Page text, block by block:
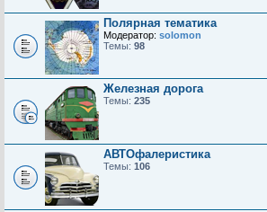
Полярная тематика
Модератор: solomon
Темы: 98
Железная дорога
Темы: 235
АВТОфалеристика
Темы: 106